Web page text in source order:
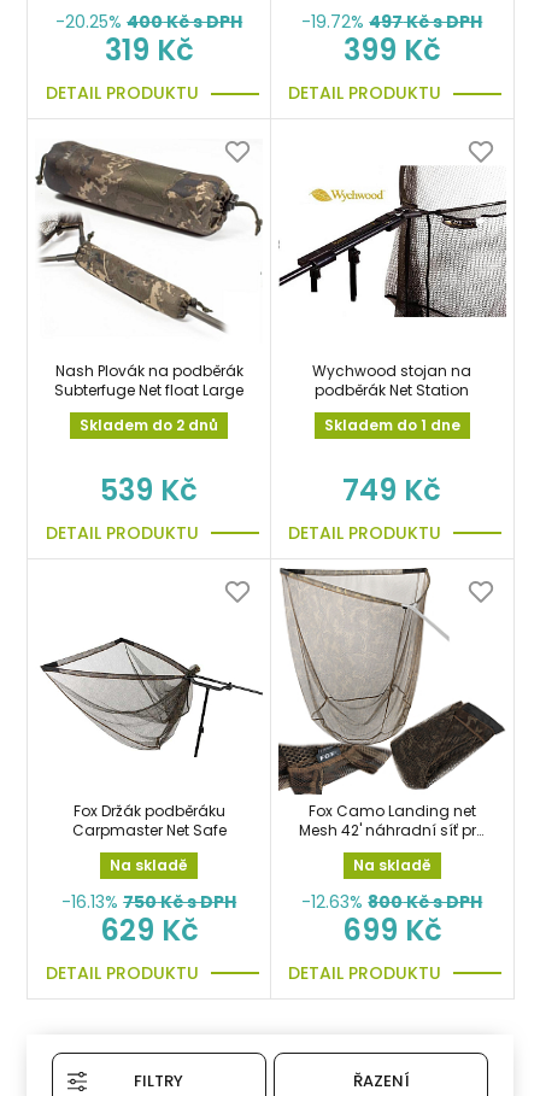
-20.25% 400Kč s DPH
319 Kč
DETAIL PRODUKTU
-19.72% 497Kč s DPH
399 Kč
DETAIL PRODUKTU
Nash Plovák na podběrák
Subterfuge Net float Large
Skladem do 2 dnů
539 Kč
DETAIL PRODUKTU
Wychwood stojan na
podběrák Net Station
Skladem do 1 dne
749 Kč
DETAIL PRODUKTU
Fox Držák podběráku
Carpmaster Net Safe
Na skladě
-16.13% 750Kč s DPH
629 Kč
DETAIL PRODUKTU
Fox Camo Landing net
Mesh 42' náhradní síť pro
podběráky 106cm
Na skladě
-12.63% 800Kč s DPH
699 Kč
DETAIL PRODUKTU
FILTRY ŘAZENÍ